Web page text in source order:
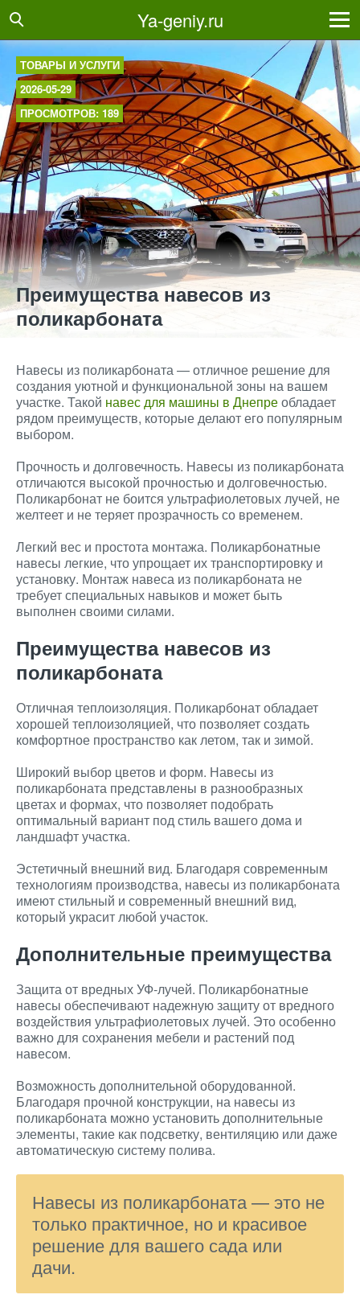
Ya-geniy.ru
ТОВАРЫ И УСЛУГИ
2026-05-29
ПРОСМОТРОВ: 189
Преимущества навесов из
поликарбоната
Навесы из поликарбоната — отличное решение для
создания уютной и функциональной зоны на вашем
участке. Такой навес для машины в Днепреобладает
рядом преимуществ, которые делают его популярным
выбором.
Прочность и долговечность. Навесы из поликарбоната
отличаются высокой прочностью и долговечностью.
Поликарбонат не боится ультрафиолетовых лучей, не
желтеет и не теряет прозрачность со временем.
Легкий вес и простота монтажа. Поликарбонатные
навесы легкие, что упрощает их транспортировку и
установку. Монтаж навеса из поликарбоната не
требует специальных навыков и может быть
выполнен своими силами.
Преимущества навесов из
поликарбоната
Отличная теплоизоляция. Поликарбонат обладает
хорошей теплоизоляцией, что позволяет создать
комфортное пространство как летом, так и зимой.
Широкий выбор цветов и форм. Навесы из
поликарбоната представлены в разнообразных
цветах и формах, что позволяет подобрать
оптимальный вариант под стиль вашего дома и
ландшафт участка.
Эстетичный внешний вид. Благодаря современным
технологиям производства, навесы из поликарбоната
имеют стильный и современный внешний вид,
который украсит любой участок.
Дополнительные преимущества
Защита от вредных УФ-лучей. Поликарбонатные
навесы обеспечивают надежную защиту от вредного
воздействия ультрафиолетовых лучей. Это особенно
важно для сохранения мебели и растений под
навесом.
Возможность дополнительной оборудованной.
Благодаря прочной конструкции, на навесы из
поликарбоната можно установить дополнительные
элементы, такие как подсветку, вентиляцию или даже
автоматическую систему полива.
Навесы из поликарбоната — это не
только практичное, но и красивое
решение для вашего сада или
дачи.